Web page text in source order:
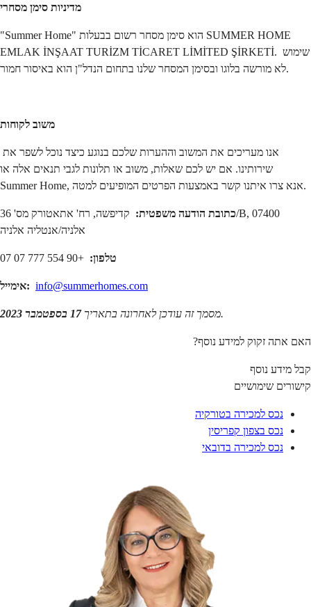
מדיניות סימן מסחרי
"Summer Home" הוא סימן מסחר רשום בבעלות SUMMER HOME
EMLAK İNŞAAT TURİZM TİCARET LİMİTED ŞİRKETİ. שימוש
לא מורשה בלוגו ובסימן המסחר שלנו בתחום הנדל"ן הוא באיסור חמור.
משוב לקוחות
שירותינו. אם יש לכם שאלות, משוב או תלונות לגבי תנאים אלה או
Summer Home, אנא צרו איתנו קשר באמצעות הפרטים המופיעים למטה.
כתובת הודעה משפטית:
קדיפשה, רח' אתאטורק מס' 36/B, 07400
אלניה/אנטליה אלניה
טלפון: +90 554 777 07 07
אימייל: info@summerhomes.com
מסמך זה עודכן לאחרונה בתאריך 17 בספטמבר 2023 .
האם אתה זקוק למידע נוסף?
קבל מידע נוסף
קישורים שימושיים
נכס למכירה בטורקיה
נכס בצפון קפריסין
נכס למכירה בדובאי